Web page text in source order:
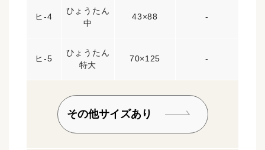
ヒ-4
ひょうたん
中
43×88 -
ヒ-5
ひょうたん
特大
70×125 -
その他サイズあり